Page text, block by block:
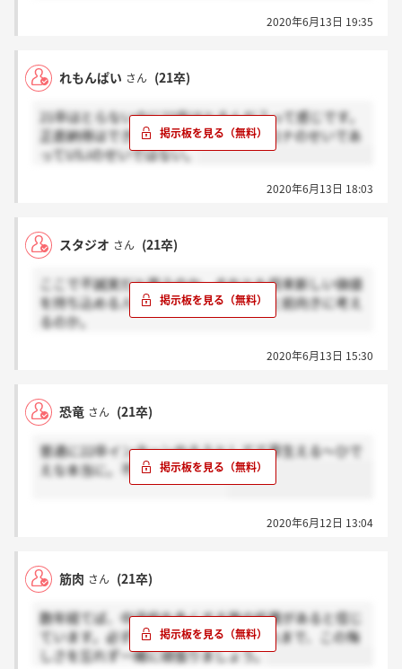
2020年6月13日 19:35
れもんぱい さん (21卒)
21卒はとらないのに22卒はとるんだ？って感じです。
正直納得はできないですけど、全部コロナのせいであ
ってUSJのせいではない。
2020年6月13日 18:03
スタジオ さん (21卒)
ここで不誠実だと思うのか。それとも将来新しい価値
を持ち込める人材として再挑戦しようと前向きに考え
るのか。
いると思います。ただ決まったことに対して文句を言
戦します。企業を悪くいうのはもうやめましょう。
2020年6月13日 15:30
恐竜 さん (21卒)
普通に22卒インターンやろうとしてて草生える～ひで
えな本当に。不誠実極まりない
2020年6月12日 13:04
筋肉 さん (21卒)
数年経てば、中途枠を多くする等の処置があると信じ
ています。必ずチャンスは来ます。それまで、この悔
しさを忘れず一緒に頑張りましょう。